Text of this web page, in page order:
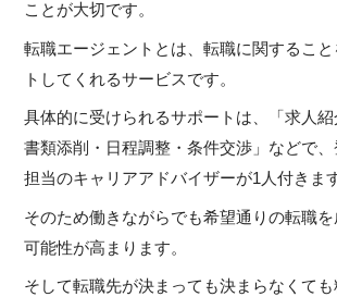
ことが大切です。
転職エージェントとは、転職に関するこ
トしてくれるサービスです。
具体的に受けられるサポートは、「求人紹
書類添削・日程調整・条件交渉」などで
担当のキャリアアドバイザーが1人付きま
そのため働きながらでも希望通りの転職
可能性が高まります。
そして転職先が決まっても決まらなくて